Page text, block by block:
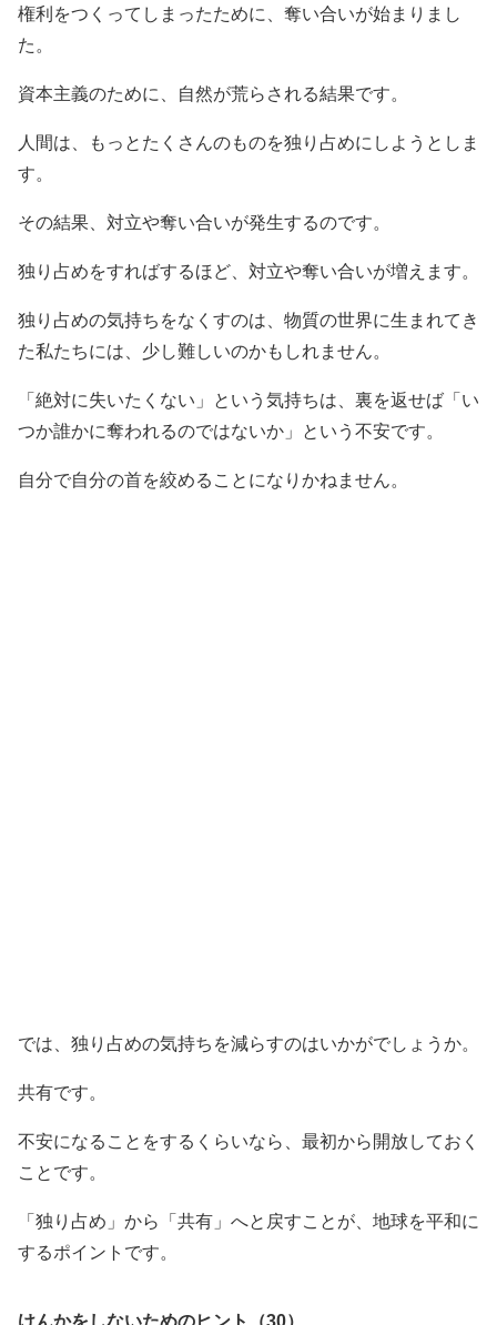
権利をつくってしまったために、奪い合いが始まりまし
た。
資本主義のために、自然が荒らされる結果です。
人間は、もっとたくさんのものを独り占めにしようとしま
す。
その結果、対立や奪い合いが発生するのです。
独り占めをすればするほど、対立や奪い合いが増えます。
独り占めの気持ちをなくすのは、物質の世界に生まれてき
た私たちには、少し難しいのかもしれません。
「絶対に失いたくない」という気持ちは、裏を返せば「い
つか誰かに奪われるのではないか」という不安です。
自分で自分の首を絞めることになりかねません。
では、独り占めの気持ちを減らすのはいかがでしょうか。
共有です。
不安になることをするくらいなら、最初から開放しておく
ことです。
「独り占め」から「共有」へと戻すことが、地球を平和に
するポイントです。
けんかをしないためのヒント（30）